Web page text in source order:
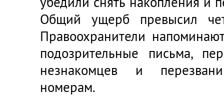
Общий ущерб превысил
Правоохранители
подозрительные письма,
незнакомцев и
номерам.